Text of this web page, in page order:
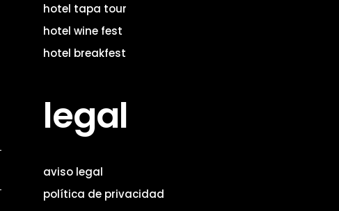
hotel tapa tour
hotel wine fest
hotel breakfest
legal
aviso legal
política de privacidad